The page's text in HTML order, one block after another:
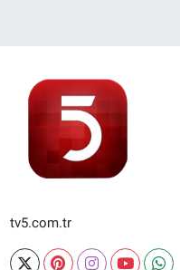
tv5.com.tr